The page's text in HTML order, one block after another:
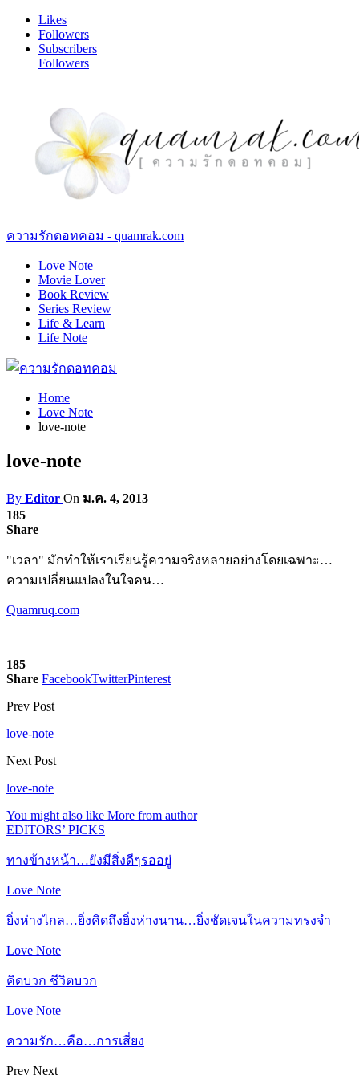
Likes
Followers
Subscribers
Followers
ความรักดอทคอม - quamrak.com
Love Note
Movie Lover
Book Review
Series Review
Life & Learn
Life Note
Home
Love Note
love-note
love-note
By Editor On ม.ค. 4, 2013
185
Share
"เวลา" มักทำให้เราเรียนรู้ความจริงหลายอย่างโดยเฉพาะ…
ความเปลี่ยนแปลงในใจคน…
Quamruq.com
185
Share FacebookTwitterPinterest
Prev Post
love-note
Next Post
love-note
You might also like More from author
EDITORS’ PICKS
ทางข้างหน้า…ยังมีสิ่งดีๆรออยู่
Love Note
ยิ่งห่างไกล…ยิ่งคิดถึงยิ่งห่างนาน…ยิ่งชัดเจนในความทรงจำ
Love Note
คิดบวก ชีวิตบวก
Love Note
ความรัก…คือ…การเสี่ยง
Prev Next